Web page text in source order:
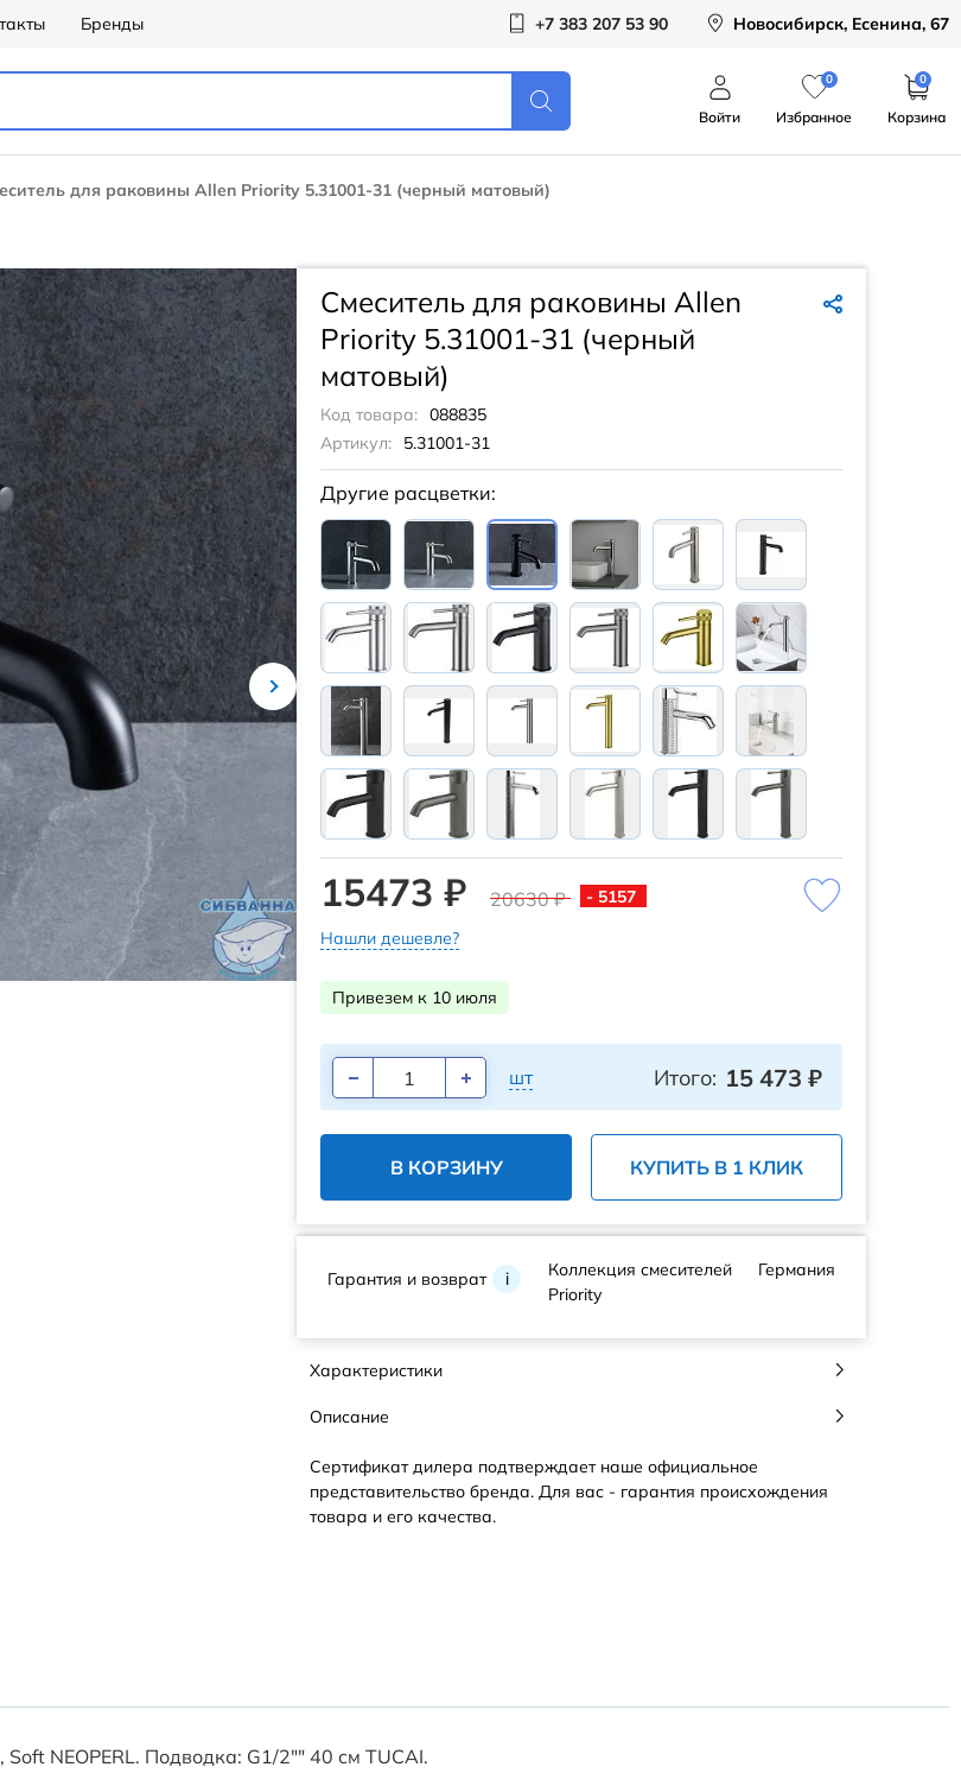
Бренды +7 383 207 53 90 Новосибирск, Есенина, 67
Войти
0
Избранное
0
Корзина
для раковины Allen Priority 5.31001-31 (черный матовый)
Смеситель для раковины Allen
Priority 5.31001-31 (черный
матовый)
Код товара: 088835
Артикул:
5.31001-31
Другие расцветки:
15473 ₽ 20630 ₽
- 5157
Нашли дешевле?
Привезем к 10 июля
шт Итого: 15 473 ₽
В КОРЗИНУ КУПИТЬ В 1 КЛИК
Гарантия и возврат i
Коллекция смесителей
Priority
Германия
Характеристики
Описание
Сертификат дилера подтверждает наше официальное
представительство бренда. Для вас - гарантия происхождения
товара и его качества.
NEOPERL. Подводка: G1/2"" 40 см TUCAI.